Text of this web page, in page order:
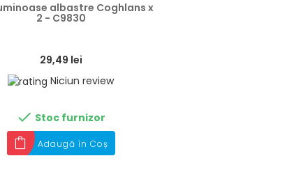
albastre Coghlans x
2 - C9830
29,49 lei
Niciun review
 Stoc furnizor
Adaugă în Coș